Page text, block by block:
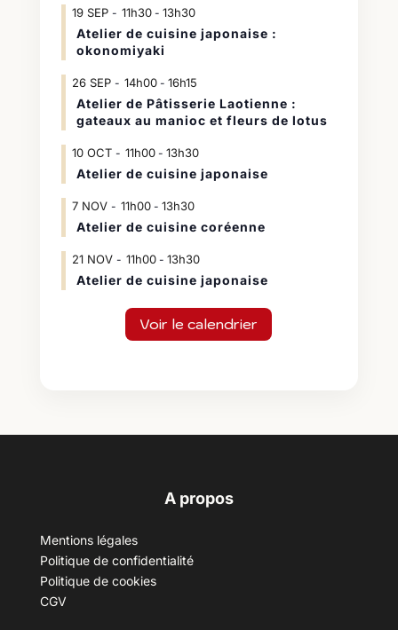
19 SEP 11h30- 13h30
Atelier de cuisine japonaise :
okonomiyaki
26 SEP 14h00- 16h15
Atelier de Pâtisserie Laotienne :
gateaux au manioc et fleurs de lotus
10 OCT 11h00- 13h30
Atelier de cuisine japonaise
7 NOV 11h00- 13h30
Atelier de cuisine coréenne
21 NOV 11h00- 13h30
Atelier de cuisine japonaise
Voir le calendrier
A propos
Mentions légales
Politique de confidentialité
Politique de cookies
CGV